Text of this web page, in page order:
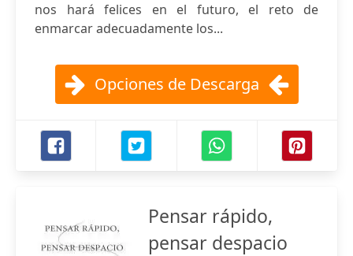
nos hará felices en el futuro, el reto de
enmarcar adecuadamente los...
Opciones de Descarga
Pensar rápido,
pensar despacio